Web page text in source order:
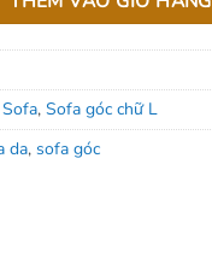
Sofa, Sofa góc chữ L
da, sofa góc